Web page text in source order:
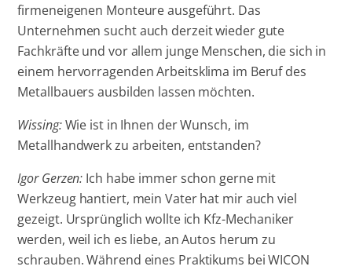
firmeneigenen Monteure ausgeführt. Das
Unternehmen sucht auch derzeit wieder gute
Fachkräfte und vor allem junge Menschen, die sich in
einem hervorragenden Arbeitsklima im Beruf des
Metallbauers ausbilden lassen möchten.
Wissing:Wie ist in Ihnen der Wunsch, im
Metallhandwerk zu arbeiten, entstanden?
Igor Gerzen: Ich habe immer schon gerne mit
Werkzeug hantiert, mein Vater hat mir auch viel
gezeigt. Ursprünglich wollte ich Kfz-Mechaniker
werden, weil ich es liebe, an Autos herum zu
schrauben. Während eines Praktikums bei WICON